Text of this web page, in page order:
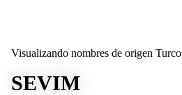
Visualizando nombres de origen Turco
SEVIM